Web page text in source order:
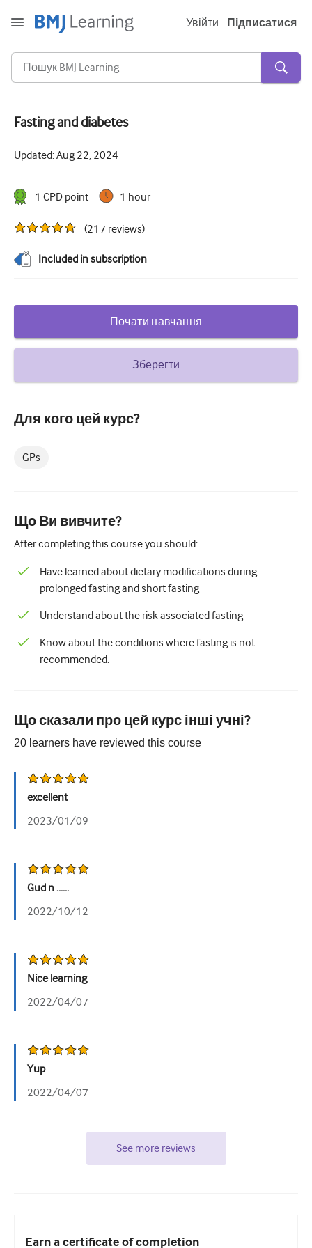
Увійти Підписатися
Кардіологія
Догляд за літніми людьми
Комунікативні навички
Дерматологія
Гастроентерології
Гематологія
Неврологія
Акушерство та гінекологія
Онкологія
Паліативна допомога
Процедурні навички
Професійні навички
Покращення якості
Радіологія/Візуалізація
Дихальний
Урологія
Жіноче здоров'я
Fasting and diabetes
Updated:Aug 22, 2024
1 CPD point 1 hour
(217 reviews)
Included in subscription
Почати навчання
Зберегти
Для кого цей курс?
GPs
Що Ви вивчите?
After completing this course you should:
Have learned about dietary modifications during
prolonged fasting and short fasting
Understand about the risk associated fasting
Know about the conditions where fasting is not
recommended.
Що сказали про цей курс інші учні?
20 learners have reviewed this course
excellent
2023/01/09
Gud n ......
2022/10/12
Nice learning
2022/04/07
Yup
2022/04/07
See more reviews
Earn a certificate of completion